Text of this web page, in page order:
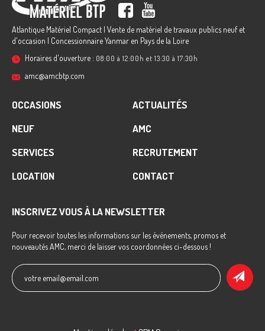
Atlantique Matériel Compact | Vente de matériel de travaux publics neuf et
d'occasion | Concessionnaire Yanmar en Pays de la Loire
Horaires d'ouverture : 08:00 à 12:00h et 13:30 à 17:30h
amc@amcbtp.com
OCCASIONS
NEUF
SERVICES
LOCATION
ACTUALITÉS
AMC
RECRUTEMENT
CONTACT
INSCRIVEZ VOUS À LA NEWSLETTER
Pour recevoir toutes les informations sur les événements, promos et
nouveautés AMC, merci de laisser vos coordonnées ci-dessous !
votre email@email.com